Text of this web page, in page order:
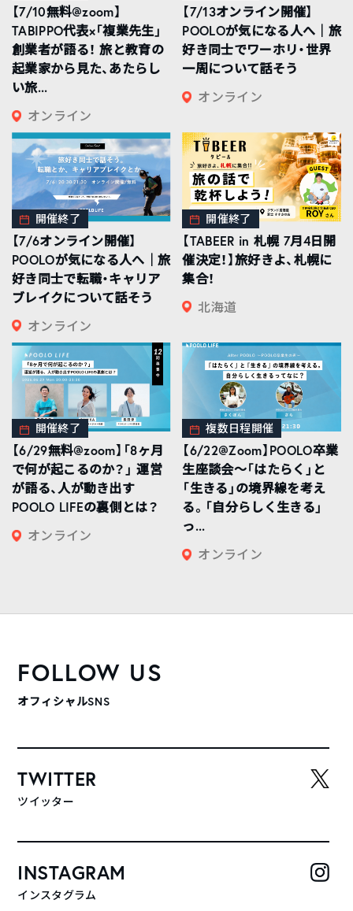
【7/10無料@zoom】
TABIPPO代表×「複業先生」
創業者が語る！ 旅と教育の
起業家から見た、あたらし
い旅...
オンライン
【7/13オンライン開催】
POOLOが気になる人へ｜旅
好き同士でワーホリ・世界
一周について話そう
オンライン
開催終了
【7/6オンライン開催】
POOLOが気になる人へ｜旅
好き同士で転職・キャリア
ブレイクについて話そう
オンライン
開催終了
【TABEER in 札幌 7月4日開
催決定！】旅好きよ、札幌に
集合！
北海道
開催終了
【6/29無料@zoom】「8ヶ月
で何が起こるのか？」 運営
が語る、人が動き出す
POOLO LIFEの裏側とは？
オンライン
複数日程開催
【6/22@Zoom】POOLO卒業
生座談会〜「はたらく」と
「生きる」の境界線を考え
る。「自分らしく生きる」
っ...
オンライン
FOLLOW US
オフィシャルSNS
TWITTER
ツイッター
INSTAGRAM
インスタグラム